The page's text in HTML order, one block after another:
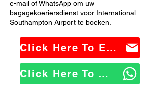
e-mail of WhatsApp om uw
bagagekoeriersdienst voor International
Southampton Airport te boeken.
Click Here To Email Us
Click Here To WhatsApp Us